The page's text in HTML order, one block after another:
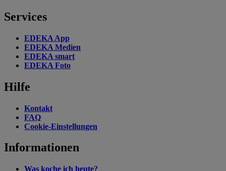
Services
EDEKA App
EDEKA Medien
EDEKA smart
EDEKA Foto
Hilfe
Kontakt
FAQ
Cookie-Einstellungen
Informationen
Was koche ich heute?